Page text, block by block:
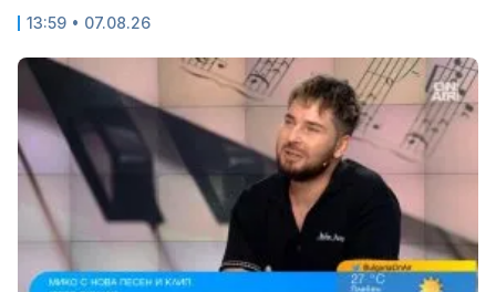
13:59 • 07.08.26